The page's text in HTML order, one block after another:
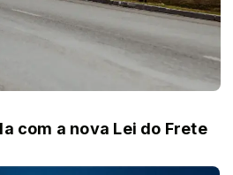
com a nova Lei do Frete